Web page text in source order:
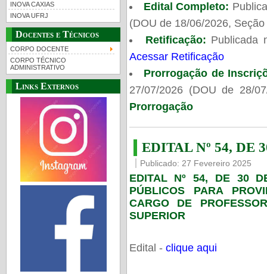
INOVA CAXIAS
INOVA UFRJ
Docentes e Técnicos
CORPO DOCENTE
CORPO TÉCNICO
ADMINISTRATIVO
Links Externos
Edital Completo:
(DOU de 18/06/2026,
Retificação: Publicada
Acessar Retificação
Prorrogação de
27/07/2026 (DOU de 28/
Prorrogação
EDITAL Nº 54, DE
Publicado: 27 Fevereiro 2025
EDITAL Nº 54, DE 30
PÚBLICOS PARA
CARGO DE
SUPERIOR
Edital - clique aqui